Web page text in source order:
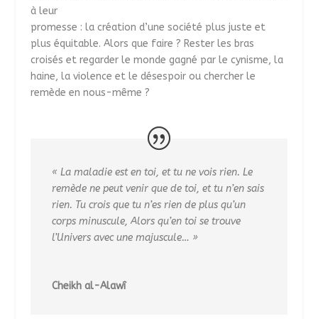
à leur
promesse : la création d’une société plus juste et
plus équitable. Alors que faire ? Rester les bras
croisés et regarder le monde gagné par le cynisme, la
haine, la violence et le désespoir ou chercher le
remède en nous-même ?
« La maladie est en toi, et tu ne vois rien. Le
remède ne peut venir que de toi, et tu n’en sais
rien. Tu crois que tu n’es rien de plus qu’un
corps minuscule, Alors qu’en toi se trouve
l’Univers avec une majuscule… »
Cheikh al-Alawî